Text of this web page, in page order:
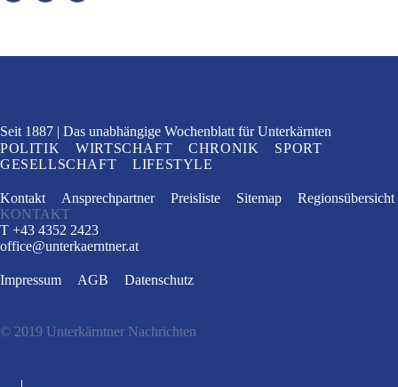
Seit 1887 Das unabhängige Wochenblatt für Unterkärnten
POLITIK
WIRTSCHAFT CHRONIK
SPORT
GESELLSCHAFT
LIFESTYLE
Kontakt Ansprechpartner Preisliste Sitemap
Regionsübersicht
KONTAKT
T +43 4352 2423
office@unterkaerntner.at
Impressum AGB Datenschutz
© 2019 Unterkärntner Nachrichten